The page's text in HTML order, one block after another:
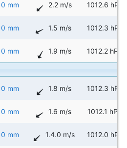
0 mm 2.2 m/s 1012.6 hPa
0 mm 1.5 m/s 1012.3 hPa
0 mm 1.9 m/s 1012.2 hPa
0 mm 1.8 m/s 1012.3 hPa
0 mm 1.6 m/s 1012.1 hPa
0 mm 1.4.0 m/s 1012.0 hPa